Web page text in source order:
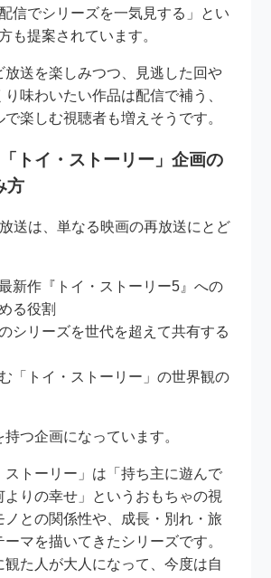
信でシリーズを一気見する」とい
も提案されています。
放送を楽しみつつ、見逃した回や
り味わいたい作品は配信で補う、
楽しむ視聴者も増えそうです。
「トイ・ストーリー」企画の
方
送は、単なる映画の再放送にとど
新作『トイ・ストーリー5』への
る役割
シリーズを世代を超えて共有する
「トイ・ストーリー」の世界観の
つ企画になっています。
ストーリー」は「持ち主に遊んで
よりの幸せ」というおもちゃの視
ノとの関係性や、成長・別れ・旅
マを描いてきたシリーズです。
観た人が大人になって、今度は自